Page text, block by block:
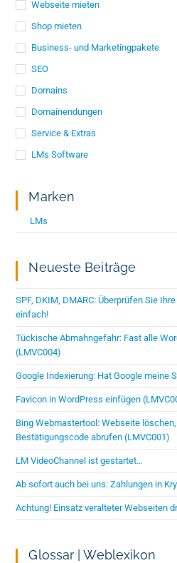
Webseite mieten
Shop mieten
Business- und Marketingpakete
SEO
Domains
Domainendungen
Service & Extras
LMs Software
Marken
LMs
Neueste Beiträge
SPF, DKIM, DMARC: Überprüfen Sie
einfach!
Tückische Abmahngefahr: Fast alle
(LMVC004)
Google Indexierung: Hat Google meine
Favicon in WordPress einfügen
Bing Webmastertool: Webseite
Bestätigungscode abrufen (LMVC001)
LM VideoChannel ist gestartet…
Ab sofort auch bei uns: Zahlungen in
Achtung! Einsatz veralteter Webseiten
Glossar | Weblexikon